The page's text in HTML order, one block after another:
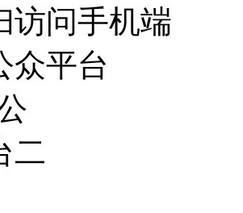
访问手机端
众平台